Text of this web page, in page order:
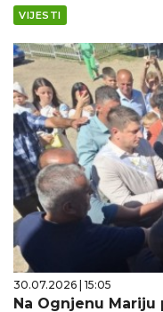
VIJESTI
30.07.2026 | 15:05
Na Ognjenu Mariju